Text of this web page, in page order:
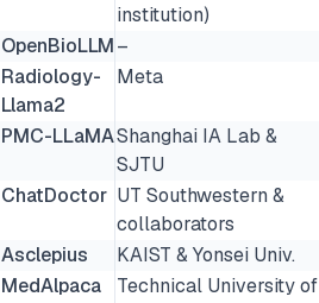
institution)
OpenBioLLM–
Radiology-
Llama2
Meta
PMC-LLaMAShanghai IA Lab &
SJTU
ChatDoctor UT Southwestern &
collaborators
Asclepius KAIST & Yonsei Univ.
MedAlpaca
Technical University of